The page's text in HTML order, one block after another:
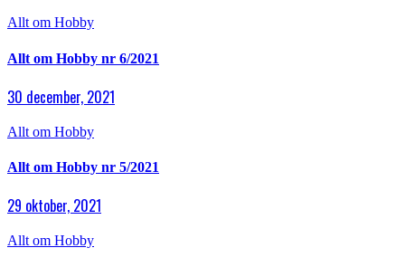
Allt om Hobby
Allt om Hobby nr 6/2021
30 december, 2021
Allt om Hobby
Allt om Hobby nr 5/2021
29 oktober, 2021
Allt om Hobby